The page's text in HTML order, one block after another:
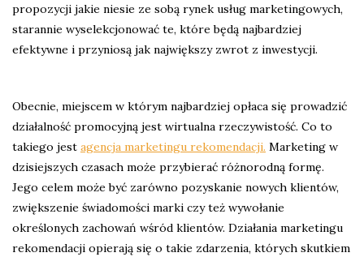
propozycji jakie niesie ze sobą rynek usług marketingowych,
starannie wyselekcjonować te, które będą najbardziej
efektywne i przyniosą jak największy zwrot z inwestycji.
Obecnie, miejscem w którym najbardziej opłaca się prowadzić
działalność promocyjną jest wirtualna rzeczywistość. Co to
takiego jest agencja marketingu rekomendacji. Marketing w
dzisiejszych czasach może przybierać różnorodną formę.
Jego celem może być zarówno pozyskanie nowych klientów,
zwiększenie świadomości marki czy też wywołanie
określonych zachowań wśród klientów. Działania marketingu
rekomendacji opierają się o takie zdarzenia, których skutkiem